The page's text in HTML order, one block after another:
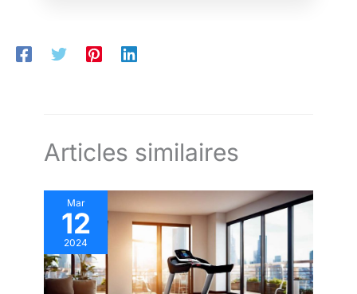
Articles similaires
Mar
12
2024